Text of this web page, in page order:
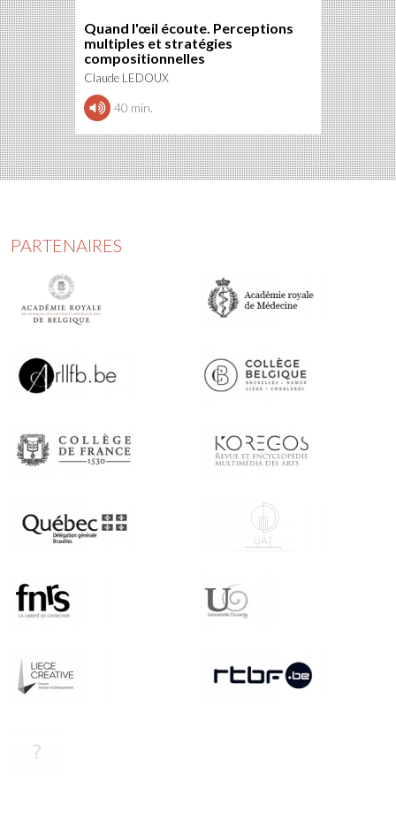
Quand l'œil écoute. Perceptions
multiples et stratégies
compositionnelles
Claude LEDOUX
40 min.
PARTENAIRES